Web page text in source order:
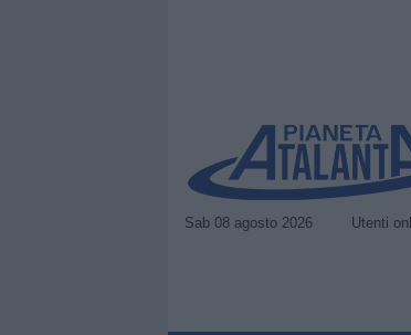
Sab 08 agosto 2026 Utenti